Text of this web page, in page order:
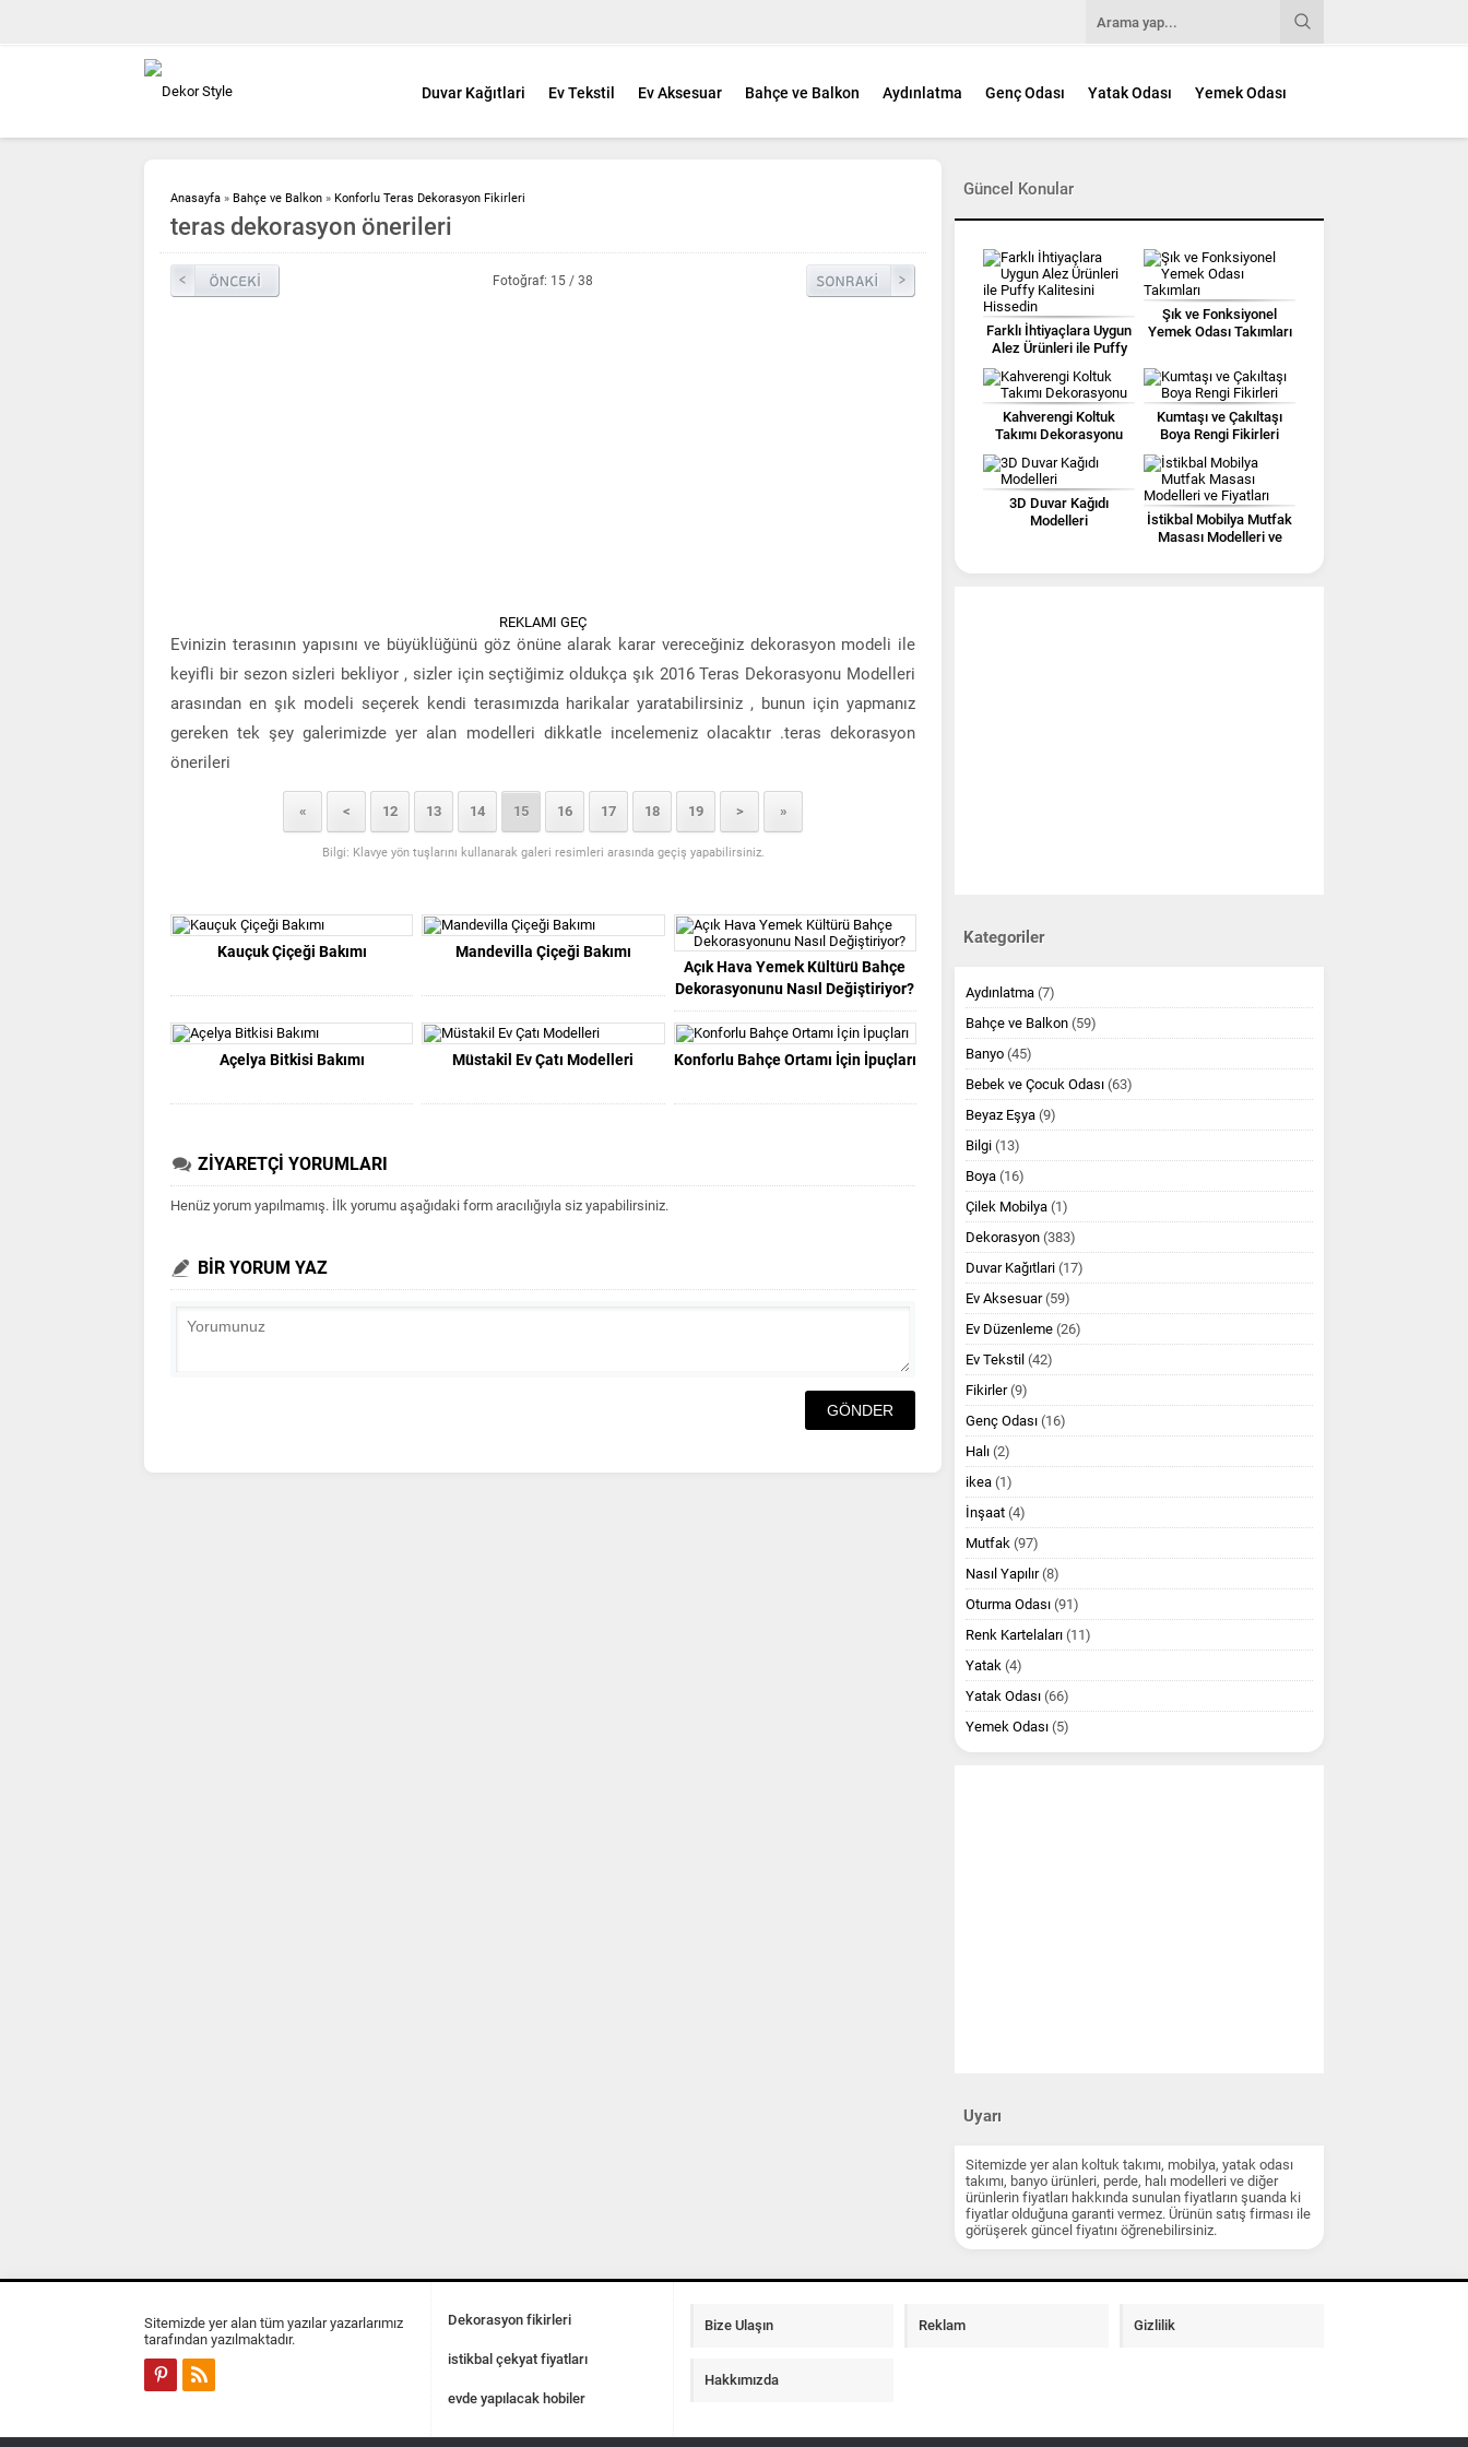
Duvar Kağıtlari Ev Tekstil Ev Aksesuar Bahçe ve Balkon Aydınlatma Genç Odası Yatak Odası Yemek Odası
Anasayfa » Bahçe ve Balkon » Konforlu Teras Dekorasyon Fikirleri
teras dekorasyon önerileri
Fotoğraf: 15 / 38
REKLAMI GEÇ
Evinizin terasının yapısını ve büyüklüğünü göz önüne alarak karar vereceğiniz dekorasyon modeli ile
keyifli bir sezon sizleri bekliyor , sizler için seçtiğimiz oldukça şık 2016 Teras Dekorasyonu Modelleri
arasından en şık modeli seçerek kendi terasımızda harikalar yaratabilirsiniz , bunun için yapmanız
gereken tek şey galerimizde yer alan modelleri dikkatle incelemeniz olacaktır .teras dekorasyon
önerileri
« < 12 13 14 15 16 17 18 19 > »
Bilgi: Klavye yön tuşlarını kullanarak galeri resimleri arasında geçiş yapabilirsiniz.
Kauçuk Çiçeği Bakımı
Mandevilla Çiçeği Bakımı
Açık Hava Yemek Kültürü Bahçe
Dekorasyonunu Nasıl Değiştiriyor?
Açelya Bitkisi Bakımı Müstakil Ev Çatı Modelleri Konforlu Bahçe Ortamı İçin İpuçları
ZİYARETÇİ YORUMLARI
Henüz yorum yapılmamış. İlk yorumu aşağıdaki form aracılığıyla siz yapabilirsiniz.
BİR YORUM YAZ
Güncel Konular
Farklı İhtiyaçlara Uygun
Alez Ürünleri ile Puffy
Şık ve Fonksiyonel
Yemek Odası Takımları
Kahverengi Koltuk
Takımı Dekorasyonu
Kumtaşı ve Çakıltaşı
Boya Rengi Fikirleri
3D Duvar Kağıdı
Modelleri
İstikbal Mobilya Mutfak
Masası Modelleri ve
Kategoriler
Aydınlatma (7)
Bahçe ve Balkon (59)
Banyo (45)
Bebek ve Çocuk Odası (63)
Beyaz Eşya (9)
Bilgi (13)
Boya (16)
Çilek Mobilya (1)
Dekorasyon (383)
Duvar Kağıtlari (17)
Ev Aksesuar(59)
Ev Düzenleme (26)
Ev Tekstil (42)
Fikirler(9)
Genç Odası (16)
Halı (2)
ikea (1)
İnşaat (4)
Mutfak (97)
Nasıl Yapılır(8)
Oturma Odası (91)
Renk Kartelaları (11)
Yatak (4)
Yatak Odası (66)
Yemek Odası (5)
Uyarı
Sitemizde yer alan koltuk takımı, mobilya, yatak odası
takımı, banyo ürünleri, perde, halı modelleri ve diğer
ürünlerin fiyatları hakkında sunulan fiyatların şuanda ki
fiyatlar olduğuna garanti vermez. Ürünün satış firması ile
görüşerek güncel fiyatını öğrenebilirsiniz.
Sitemizde yer alan tüm yazılar yazarlarımız
tarafından yazılmaktadır.
Dekorasyon fikirleri
istikbal çekyat fiyatları
evde yapılacak hobiler
Bize Ulaşın Reklam Gizlilik
Hakkımızda